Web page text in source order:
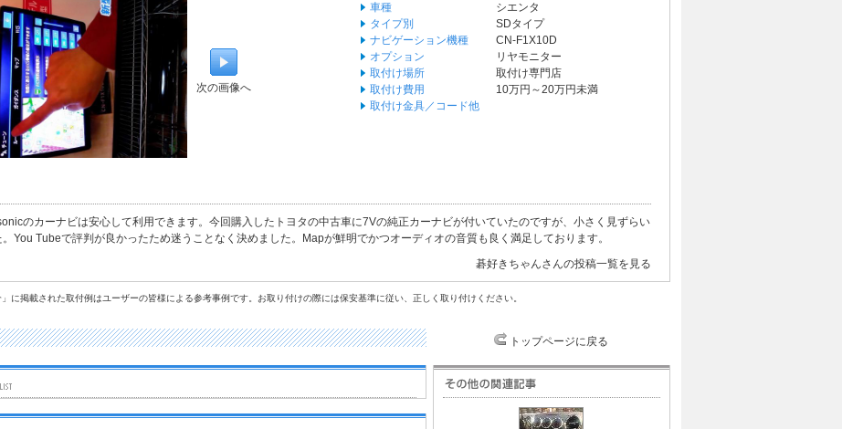
次の画像へ
車種
シエンタ
タイプ別
SDタイプ
ナビゲーション機種
CN-F1X10D
オプション
リヤモニター
取付け場所
取付け専門店
取付け費用
10万円～20万円未満
取付け金具／コード他
のカーナビは安心して利用できます。今回購入したトヨタの中古車に7Vの純正カーナビが付いていたのですが、小さく見ずらい
You Tubeで評判が良かったため迷うことなく決めました。Mapが鮮明でかつオーディオの音質も良く満足しております。
碁好きちゃんさんの投稿一覧を見る
に掲載された取付例はユーザーの皆様による参考事例です。お取り付けの際には保安基準に従い、正しく取り付けください。
トップページに戻る